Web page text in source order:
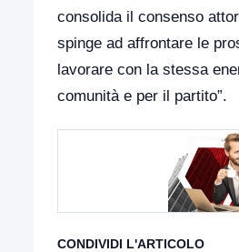
consolida il consenso
spinge ad affrontare le
lavorare con la stessa
comunità e per il partito”.
CONDIVIDI L'ARTICOLO